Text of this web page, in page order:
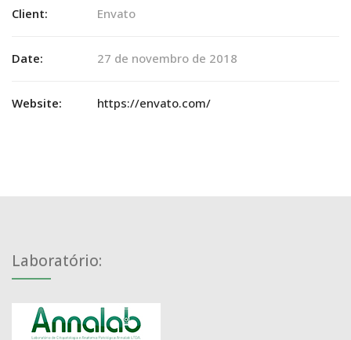
Client: Envato
Date: 27 de novembro de 2018
Website: https://envato.com/
Laboratório: